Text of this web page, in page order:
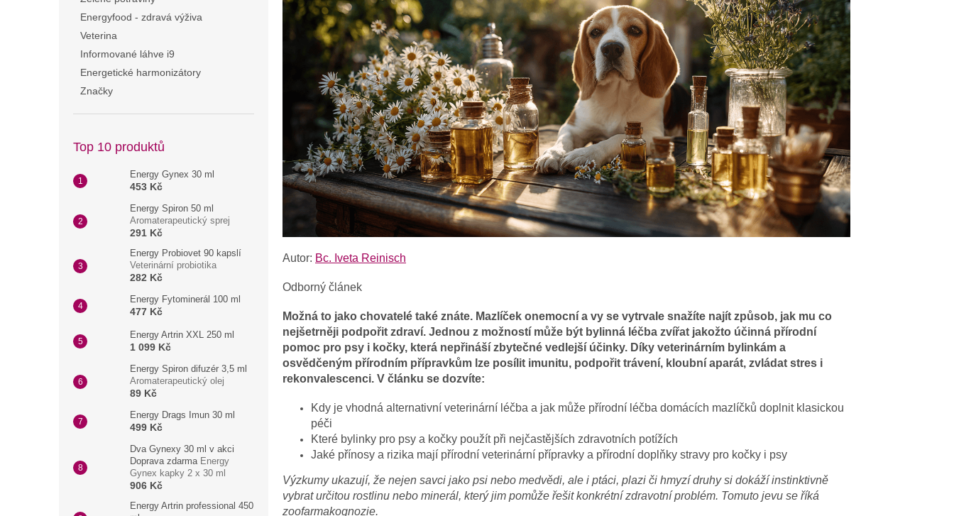
Energyfood - zdravá výživa
Veterina
Informované láhve i9
Energetické harmonizátory
Značky
Top 10 produktů
Energy Gynex 30 ml
453 Kč
Energy Spiron 50 ml
Aromaterapeutický sprej
291 Kč
Energy Probiovet 90 kapslí
Veterinární probiotika
282 Kč
Energy Fytominerál 100 ml
477 Kč
Energy Artrin XXL 250 ml
1 099 Kč
Energy Spiron difuzér 3,5 ml
Aromaterapeutický olej
89 Kč
Energy Drags Imun 30 ml
499 Kč
Dva Gynexy 30 ml v akci
Doprava zdarma Energy
Gynex kapky 2 x 30 ml
906 Kč
Energy Artrin professional 450
Autor: Bc. Iveta Reinisch
Odborný článek
Možná to jako chovatelé také znáte. Mazlíček onemocní a vy se vytrvale snažíte najít způsob, jak mu co
nejšetrněji podpořit zdraví. Jednou z možností může být bylinná léčba zvířat jakožto účinná přírodní
pomoc pro psy i kočky, která nepřináší zbytečné vedlejší účinky. Díky veterinárním bylinkám a
osvědčeným přírodním přípravkům lze posílit imunitu, podpořit trávení, kloubní aparát, zvládat stres i
rekonvalescenci. V článku se dozvíte:
Kdy je vhodná alternativní veterinární léčba a jak může přírodní léčba domácích mazlíčků doplnit klasickou
péči
Které bylinky pro psy a kočky použít při nejčastějších zdravotních potížích
Jaké přínosy a rizika mají přírodní veterinární přípravky a přírodní doplňky stravy pro kočky i psy
Výzkumy ukazují, že nejen savci jako psi nebo medvědi, ale i ptáci, plazi či hmyzí druhy si dokáží instinktivně
vybrat určitou rostlinu nebo minerál, který jim pomůže řešit konkrétní zdravotní problém. Tomuto jevu se říká
zoofarmakognozie.